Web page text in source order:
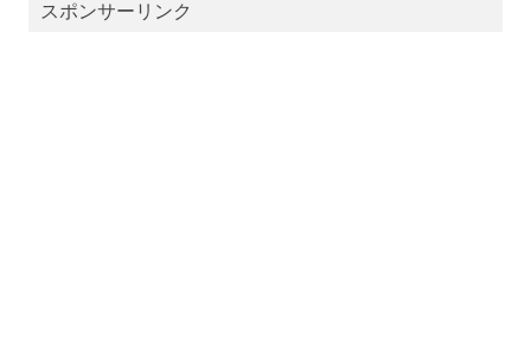
スポンサーリンク